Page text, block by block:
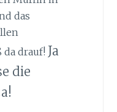
das
drauf! Ja
die